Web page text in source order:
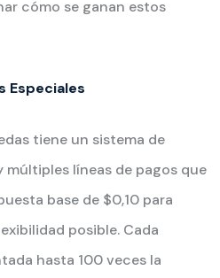
cómo se ganan estos
Especiales
tiene un sistema de
múltiples líneas de pagos que
base de $0,10 para
posible. Cada
hasta 100 veces la